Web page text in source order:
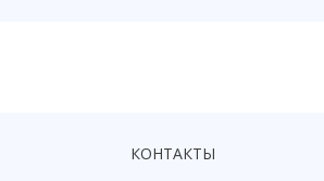
КОНТАКТЫ